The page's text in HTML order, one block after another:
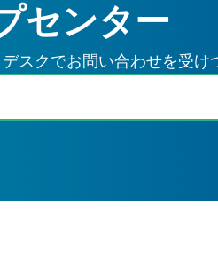
センター
スクでお問い合わせを受け